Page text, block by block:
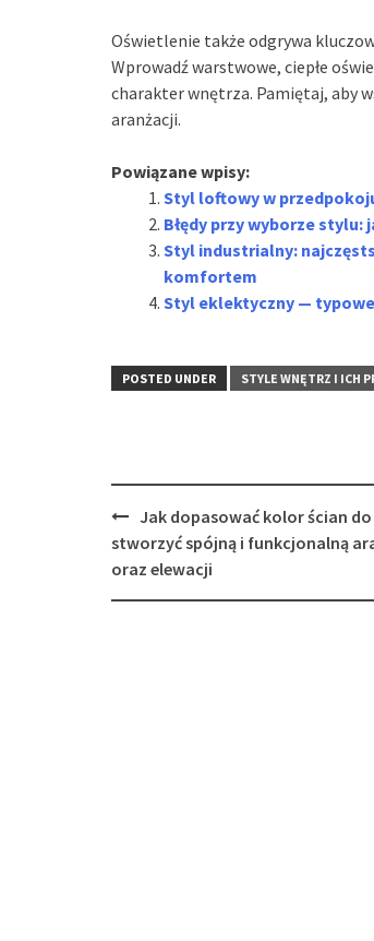
Oświetlenie także odgrywa
Wprowadź warstwowe, ciepłe
charakter wnętrza. Pamiętaj, aby
aranżacji.
Powiązane wpisy:
Styl loftowy w
Błędy przy wyborze
Styl industrialny:
komfortem
Styl eklektyczny — typowe
POSTED UNDER STYLE WNĘTRZ I ICH
Post
navigation
Jak dopasować kolor ścian
stworzyć spójną i funkcjonalną
oraz elewacji